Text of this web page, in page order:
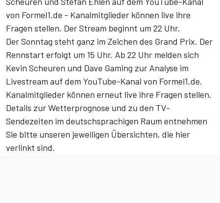
von Formel1.de - Kanalmitglieder können live ihre
Fragen stellen. Der Stream beginnt um 22 Uhr.
Der Sonntag steht ganz im Zeichen des Grand Prix. Der
Rennstart erfolgt um 15 Uhr. Ab 22 Uhr melden sich
Kevin Scheuren und Dave Gaming zur Analyse im
Livestream auf dem YouTube-Kanal von Formel1.de.
Kanalmitglieder können erneut live ihre Fragen stellen.
Details zurWetterprognose und zu den TV-
Sendezeiten im deutschsprachigen Raum entnehmen
Sie bitte unseren jeweiligen Übersichten, die hier
verlinkt sind.